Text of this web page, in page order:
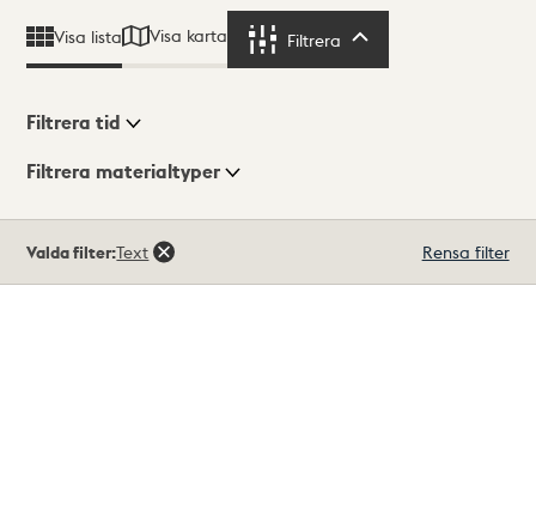
Visa lista Visa karta Filtrera
Visningsläge
Filtrera tid
Filtrera materialtyper
träffar
Valda filter:Text Rensa filter